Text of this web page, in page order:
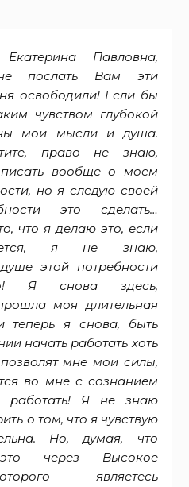
Екатерина Павловна,
послать Вам эти
освободили! Если бы
чувством глубокой
мои мысли и душа.
право не знаю,
вообще о моем
но я следую своей
это сделать…
что я делаю это, если
я не знаю,
этой потребности
Я снова здесь,
моя длительная
я снова, быть
начать работать хоть
мне мои силы,
во мне с сознанием
работать! Я не знаю
о том, что я чувствую
Но, думая, что
через Высокое
являетесь